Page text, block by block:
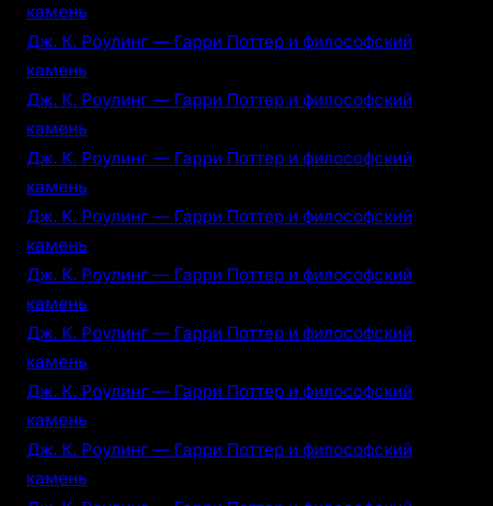
камень
Дж. К. Роулинг — Гарри Поттер и философский
камень
Дж. К. Роулинг — Гарри Поттер и философский
камень
Дж. К. Роулинг — Гарри Поттер и философский
камень
Дж. К. Роулинг — Гарри Поттер и философский
камень
Дж. К. Роулинг — Гарри Поттер и философский
камень
Дж. К. Роулинг — Гарри Поттер и философский
камень
Дж. К. Роулинг — Гарри Поттер и философский
камень
Дж. К. Роулинг — Гарри Поттер и философский
камень